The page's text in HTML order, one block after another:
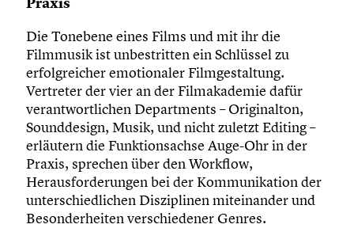
Die Tonebene eines Films und mit ihr die
Filmmusik ist unbestritten ein Schlüssel zu
erfolgreicher emotionaler Filmgestaltung.
Vertreter der vier an der Filmakademie dafür
verantwortlichen Departments – Originalton,
Sounddesign, Musik, und nicht zuletzt Editing –
erläutern die Funktionsachse Auge-Ohr in der
Praxis, sprechen über den Workflow,
Herausforderungen bei der Kommunikation der
unterschiedlichen Disziplinen miteinander und
Besonderheiten verschiedener Genres.